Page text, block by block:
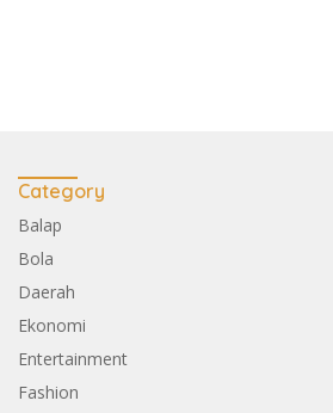
Category
Balap
Bola
Daerah
Ekonomi
Entertainment
Fashion